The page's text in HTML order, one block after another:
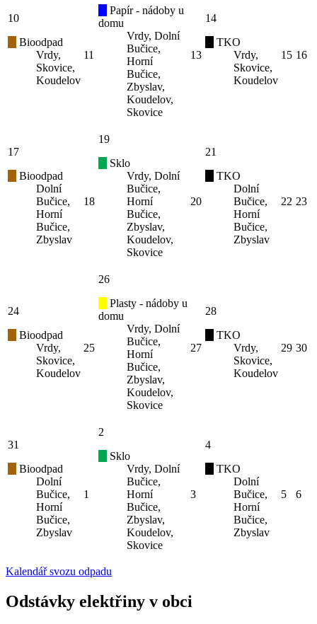
10
Bioodpad
Vrdy,
Skovice,
Koudelov
11
Papír - nádoby u
domu
Vrdy, Dolní
Bučice,
Horní
Bučice,
Zbyslav,
Koudelov,
Skovice
13
14
TKO
Vrdy,
Skovice,
Koudelov
15 16
17
Bioodpad
Dolní
Bučice,
Horní
Bučice,
Zbyslav
18
19
Sklo
Vrdy, Dolní
Bučice,
Horní
Bučice,
Zbyslav,
Koudelov,
Skovice
20
21
TKO
Dolní
Bučice,
Horní
Bučice,
Zbyslav
22 23
24
Bioodpad
Vrdy,
Skovice,
Koudelov
25
26
Plasty - nádoby u
domu
Vrdy, Dolní
Bučice,
Horní
Bučice,
Zbyslav,
Koudelov,
Skovice
27
28
TKO
Vrdy,
Skovice,
Koudelov
29 30
31
Bioodpad
Dolní
Bučice,
Horní
Bučice,
Zbyslav
1
2
Sklo
Vrdy, Dolní
Bučice,
Horní
Bučice,
Zbyslav,
Koudelov,
Skovice
3
4
TKO
Dolní
Bučice,
Horní
Bučice,
Zbyslav
5 6
Kalendář svozu odpadu
Odstávky elektřiny v obci